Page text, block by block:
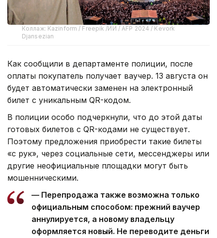
Коллаж: Kazinform / Freepik /ИИ / AFP 2024 / Kevork
Djansezian
Как сообщили в департаменте полиции, после
оплаты покупатель получает ваучер. 13 августа он
будет автоматически заменен на электронный
билет с уникальным QR-кодом.
В полиции особо подчеркнули, что до этой даты
готовых билетов с QR-кодами не существует.
Поэтому предложения приобрести такие билеты
«с рук», через социальные сети, мессенджеры или
другие неофициальные площадки могут быть
мошенническими.
— Перепродажа также возможна только
официальным способом: прежний ваучер
аннулируется, а новому владельцу
оформляется новый. Не переводите деньги